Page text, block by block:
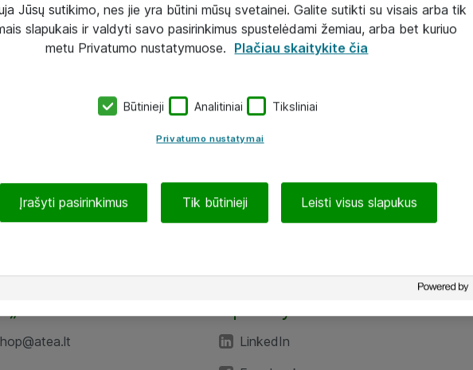
LinkedIn
Jūsų sutikimo, nes jie yra būtini mūsų svetainei. Galite sutikti su visais arba tik
slapukais ir valdyti savo pasirinkimus spustelėdami žemiau, arba bet kuriuo
metu Privatumo nustatymuose. Plačiau skaitykite čia
Būtinieji Analitiniai Tiksliniai
Privatumo nustatymai
Įrašyti pasirinkimus Tik būtinieji Leisti visus slapukus